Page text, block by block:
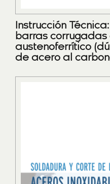
Instrucción
barras
austenoferrítico
de acero al